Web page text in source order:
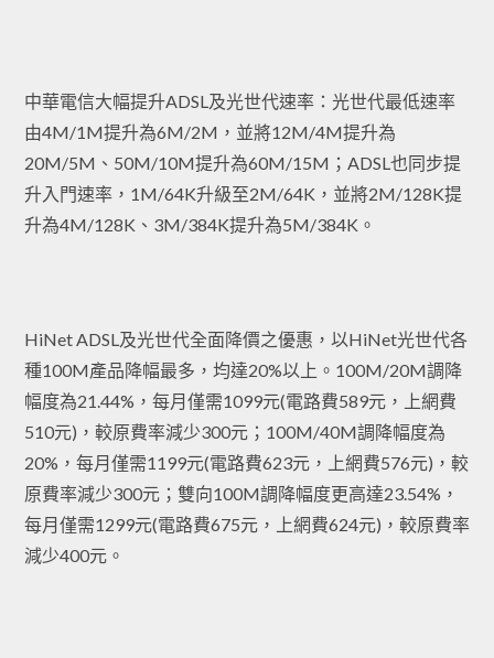
中華電信大幅提升ADSL及光世代速率：光世代最低速率
由4M/1M提升為6M/2M，並將12M/4M提升為
20M/5M、50M/10M提升為60M/15M；ADSL也同步提
升入門速率，1M/64K升級至2M/64K，並將2M/128K提
升為4M/128K、3M/384K提升為5M/384K。
HiNet ADSL及光世代全面降價之優惠，以HiNet光世代各
種100M產品降幅最多，均達20%以上。100M/20M調降
幅度為21.44%，每月僅需1099元(電路費589元，上網費
510元)，較原費率減少300元；100M/40M調降幅度為
20%，每月僅需1199元(電路費623元，上網費576元)，較
原費率減少300元；雙向100M調降幅度更高達23.54%，
每月僅需1299元(電路費675元，上網費624元)，較原費率
減少400元。